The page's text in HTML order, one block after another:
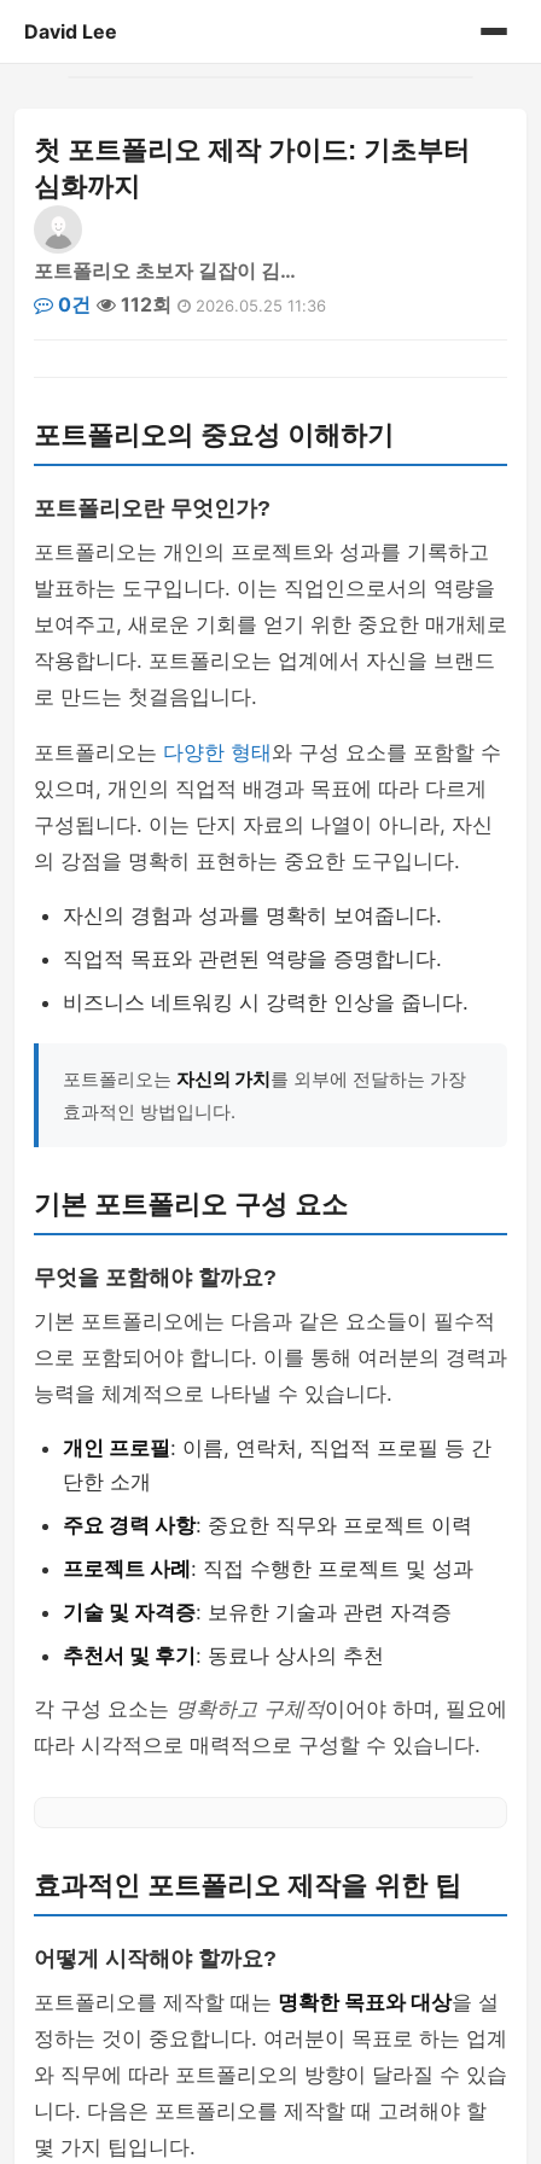
David Lee
게시판
첫 포트폴리오 제작 가이드: 기초부터
심화까지
포트폴리오 초보자 길잡이 김…
0건
112회 2026.05.25 11:36
포트폴리오의 중요성 이해하기
포트폴리오란 무엇인가?
포트폴리오는 개인의 프로젝트와 성과를 기록하고
발표하는 도구입니다. 이는 직업인으로서의 역량을
보여주고, 새로운 기회를 얻기 위한 중요한 매개체로
작용합니다. 포트폴리오는 업계에서 자신을 브랜드
로 만드는 첫걸음입니다.
포트폴리오는 다양한 형태 와 구성 요소를 포함할 수
있으며, 개인의 직업적 배경과 목표에 따라 다르게
구성됩니다. 이는 단지 자료의 나열이 아니라, 자신
의 강점을 명확히 표현하는 중요한 도구입니다.
자신의 경험과 성과를 명확히 보여줍니다.
직업적 목표와 관련된 역량을 증명합니다.
비즈니스 네트워킹 시 강력한 인상을 줍니다.
포트폴리오는 자신의 가치를 외부에 전달하는 가장
효과적인 방법입니다.
기본 포트폴리오 구성 요소
무엇을 포함해야 할까요?
기본 포트폴리오에는 다음과 같은 요소들이 필수적
으로 포함되어야 합니다. 이를 통해 여러분의 경력과
능력을 체계적으로 나타낼 수 있습니다.
개인 프로필: 이름, 연락처, 직업적 프로필 등 간
단한 소개
주요 경력 사항: 중요한 직무와 프로젝트 이력
프로젝트 사례 : 직접 수행한 프로젝트 및 성과
기술 및 자격증: 보유한 기술과 관련 자격증
추천서 및 후기 : 동료나 상사의 추천
각 구성 요소는 명확하고 구체적이어야 하며, 필요에
따라 시각적으로 매력적으로 구성할 수 있습니다.
효과적인 포트폴리오 제작을 위한 팁
어떻게 시작해야 할까요?
포트폴리오를 제작할 때는 명확한 목표와 대상을 설
정하는 것이 중요합니다. 여러분이 목표로 하는 업계
와 직무에 따라 포트폴리오의 방향이 달라질 수 있습
니다. 다음은 포트폴리오를 제작할 때 고려해야 할
몇 가지 팁입니다.